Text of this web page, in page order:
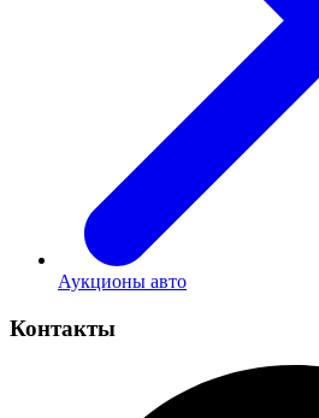
Аукционы авто
Контакты